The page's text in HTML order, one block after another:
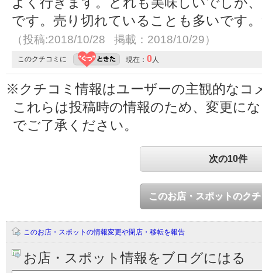
です。売り切れていることも多いです
（投稿:2018/10/28 掲載：2018/10/29）
このクチコミに 現在： 0人
※クチコミ情報はユーザーの主観的なコ
これらは投稿時の情報のため、変更に
でご了承ください。
次の10件
このお店・スポットのク
このお店・スポットの情報変更や閉店・移転を報告
お店・スポット情報をブログにはる